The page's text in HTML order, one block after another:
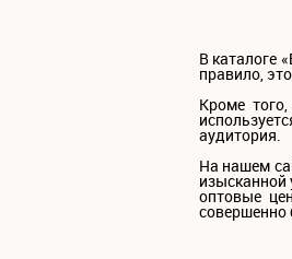
В каталоге
правило,
Кроме
аудитория.
На нашем
изысканной
оптовые
совершенно